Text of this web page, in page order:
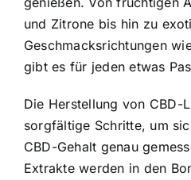
und Zitrone bis hin zu
Geschmacksrichtungen
gibt es für jeden etwas
Die Herstellung von CBD-
sorgfältige Schritte, um
CBD-Gehalt genau
Extrakte werden in den